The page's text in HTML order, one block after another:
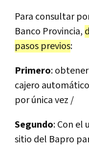
Para consultar
Banco Provincia,
pasos previos:
Primero:
cajero
por única vez /
Segundo: Con el
sitio del Bapro